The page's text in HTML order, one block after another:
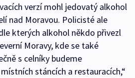
verzí mohl jedovatý alkohol
nad Moravou. Policisté ale
kterých alkohol někdo přivezl
Moravy, kde se také
s celníky budeme
stáncích a restauracích,“